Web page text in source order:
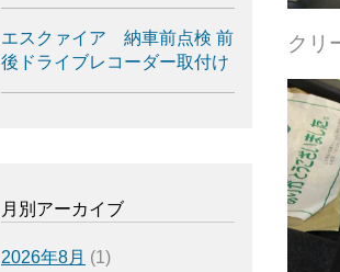
クリ
エスクァイア 納車前点検 前
後ドライブレコーダー取付け
月別アーカイブ
2026年8月 (1)